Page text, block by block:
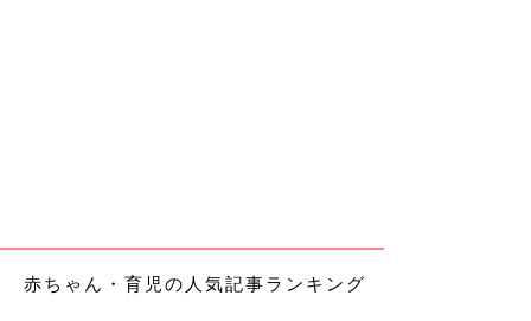
赤ちゃん・育児の人気記事ランキング